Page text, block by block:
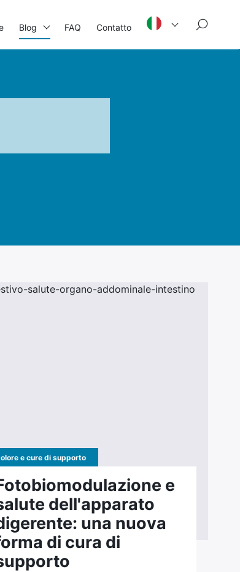
e cure di supporto
e
dell'apparato
una nuova
di cura di
Blog FAQ Contatto